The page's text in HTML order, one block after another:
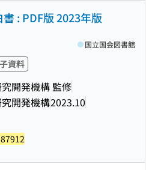
: PDF版 2023年版
資料
開発機構 監修
開発機構2023.10
国立国会図書館